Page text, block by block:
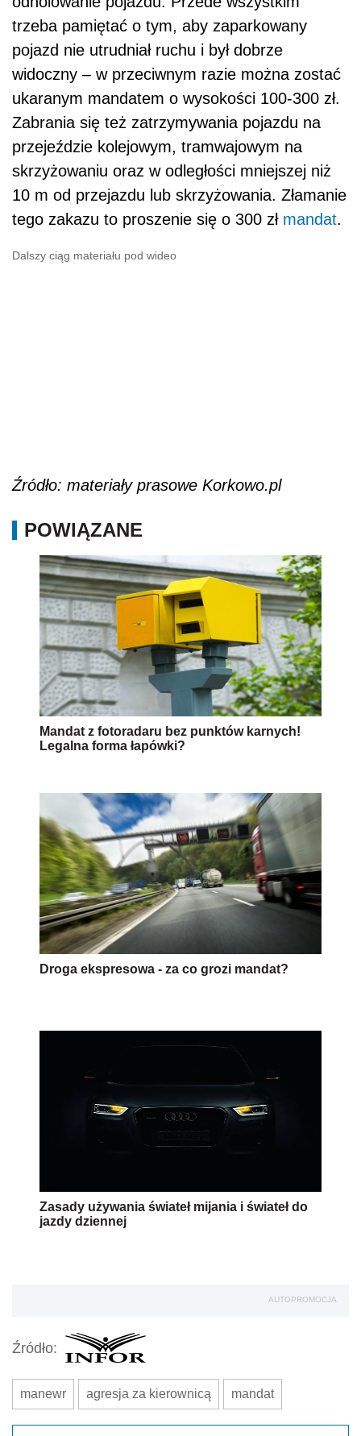
trzeba pamiętać o tym, aby zaparkowany
pojazd nie utrudniał ruchu i był dobrze
widoczny – w przeciwnym razie można zostać
ukaranym mandatem o wysokości 100-300 zł.
Zabrania się też zatrzymywania pojazdu na
przejeździe kolejowym, tramwajowym na
skrzyżowaniu oraz w odległości mniejszej niż
10 m od przejazdu lub skrzyżowania. Złamanie
tego zakazu to proszenie się o 300 zł mandat.
Dalszy ciąg materiału pod wideo
Źródło: materiały prasowe Korkowo.pl
POWIĄZANE
Mandat z fotoradaru bez punktów karnych!
Legalna forma łapówki?
Droga ekspresowa - za co grozi mandat?
Zasady używania świateł mijania i świateł do
jazdy dziennej
AUTOPROMOCJA
Źródło:
manewr agresja za kierownicą mandat